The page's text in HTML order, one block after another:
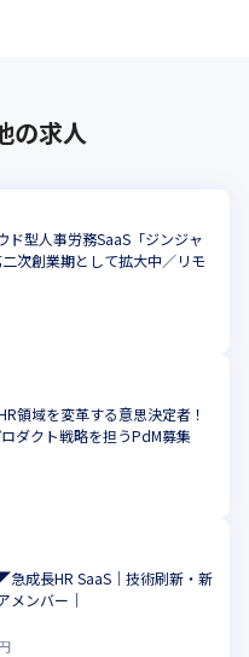
の求人
ド型人事労務SaaS「ジンジャ
次創業期として拡大中／リモ
領域を変革する意思決定者！
ダクト戦略を担うPdM募集
成長HR SaaS｜技術刷新・新
メンバー｜